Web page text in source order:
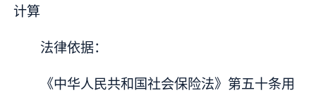
计算
法律依据：
《中华人民共和国社会保险法》第五十条用